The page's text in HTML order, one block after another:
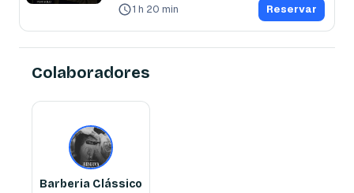
1 h 20 min Reservar
Colaboradores
Barberia Clássico
Barbero